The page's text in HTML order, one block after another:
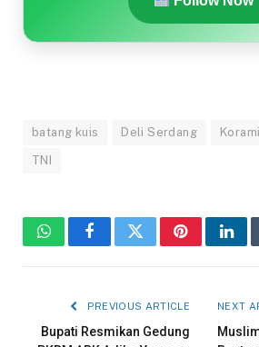
batang kuis Deli Serdang
TNI
WhatsAppFacebookTwitterPinterest
PREVIOUS ARTICLE
Bupati Resmikan Gedung
NEXT